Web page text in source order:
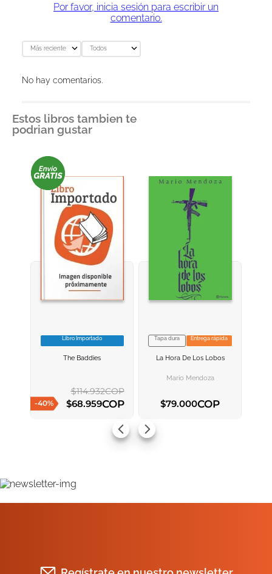
Por favor, inicia sesión para escribir un
comentario.
Más reciente Todos
No hay comentarios.
Estos libros tambien te
podrian gustar
VER INFORMACION
Libro Importado
The Baddies
-40%
$114.932COP
$68.959COP
VER INFORMACION
Tapa dura Entrega rápida
La Hora De Los Lobos
Mario Mendoza
$79.000COP